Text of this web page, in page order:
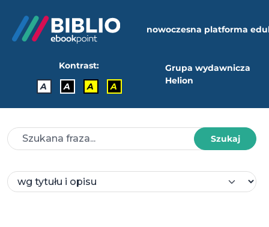
nowoczesna platforma
Kontrast:
A
A A A
Grupa wydawnicza
Helion
Szukaj